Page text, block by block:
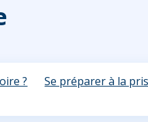
? Se préparer à la